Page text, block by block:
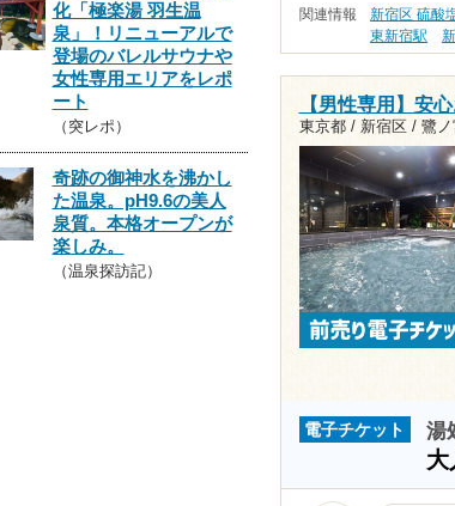
関連情報 新宿区 硫酸
東新宿駅
【男性専用】安
東京都 / 新宿区 / 鷺
電子チケット 湯
化「極楽湯 羽生温
泉」！リニューアルで
登場のバレルサウナや
女性専用エリアをレポ
ート
（突レポ）
奇跡の御神水を沸かし
た温泉。pH9.6の美人
泉質。本格オープンが
楽しみ。
（温泉探訪記）